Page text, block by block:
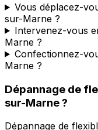
Vous déplacez-
sur-Marne ?
Intervenez-vous
Marne ?
Confectionnez-
Marne ?
Dépannage de
sur-Marne?
Dépannage de